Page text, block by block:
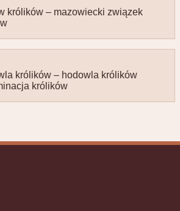
królików – mazowiecki związek
królików – hodowla królików
królików